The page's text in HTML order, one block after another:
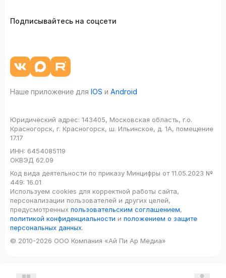
Подписывайтесь на соцсети
Наше приложение для IOS и Android
Юридический адрес: 143405, Московская область, г.о.
Красногорск, г. Красногорск, ш. Ильинское, д. 1А, помещение
17.17
ИНН: 6454085119
ОКВЭД 62.09
Код вида деятельности по приказу Минцифры от 11.05.2023 №
449: 16.01
Используем cookies для корректной работы сайта,
персонализации пользователей и других целей,
предусмотренных пользовательским соглашением,
политикой конфиденциальности и положением о защите
персональных данных.
© 2010-2026 ООО Компания «Ай Пи Ар Медиа»